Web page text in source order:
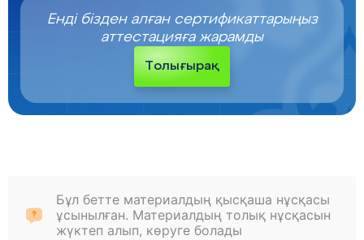
Енді бізден алған сертификаттарыңыз
аттестацияға жарамды
Толығырақ
Бұл бетте материалдың қысқаша нұсқасы
ұсынылған. Материалдың толық нұсқасын
жүктеп алып, көруге болады